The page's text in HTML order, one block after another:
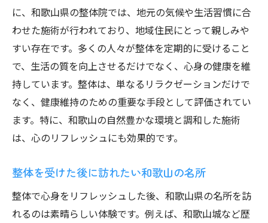
に、和歌山県の整体院では、地元の気候や生活習慣に合
わせた施術が行われており、地域住民にとって親しみや
すい存在です。多くの人々が整体を定期的に受けること
で、生活の質を向上させるだけでなく、心身の健康を維
持しています。整体は、単なるリラクゼーションだけで
なく、健康維持のための重要な手段として評価されてい
ます。特に、和歌山の自然豊かな環境と調和した施術
は、心のリフレッシュにも効果的です。
整体を受けた後に訪れたい和歌山の名所
整体で心身をリフレッシュした後、和歌山県の名所を訪
れるのは素晴らしい体験です。例えば、和歌山城など歴